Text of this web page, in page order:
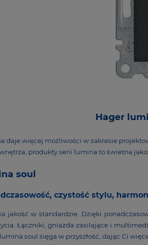
Hager
daje więcej możli­wości w zakresie
produkty serii lumina to świetna
soul
czystość stylu,
jakość w stan­dar­dzie. Dzięki
Łącz­niki, gniazda zasi­la­jące i
soul sięga w przy­szłość, dając Ci